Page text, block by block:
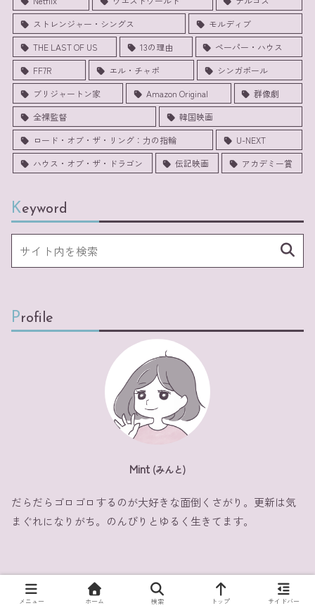
ストレンジャー・シングス
モルディブ
THE LAST OF US
13の理由
ペーパー・ハウス
FF7R
エル・チャポ
シンガポール
ブリジャートン家
Amazon Original
群像劇
全裸監督
韓国映画
ロード・オブ・ザ・リング：力の指輪
U-NEXT
ハウス・オブ・ザ・ドラゴン
伝記映画 アカデミー賞
Keyword
Profile
Mint (みんと)
だらだらゴロゴロするのが大好きな面倒くさがり。更新は気
まぐれになりがち。のんびりとゆるく生きてます。
© 2020-2026 Lazy M のすべて.
メニュー ホーム 検索 トップ サイドバー